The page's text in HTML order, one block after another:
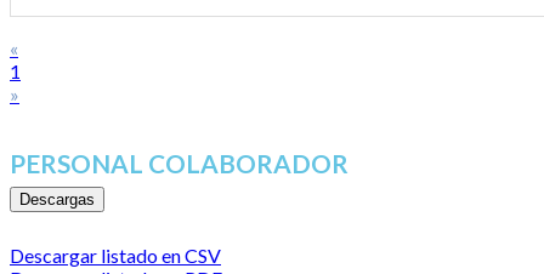
«
1
»
PERSONAL COLABORADOR
Descargas
Descargar listado en CSV